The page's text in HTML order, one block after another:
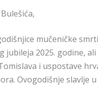
mučeničke
jubileja 2025. godine,
i uspostave
Ovogodišnje slavlje